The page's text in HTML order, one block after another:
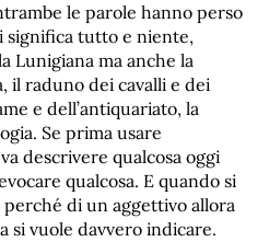
le parole hanno perso
significa tutto e niente,
Lunigiana ma anche la
il raduno dei cavalli e dei
e dell’antiquariato, la
Se prima usare
descrivere qualcosa oggi
qualcosa. E quando si
perché di un aggettivo allora
si vuole davvero indicare.